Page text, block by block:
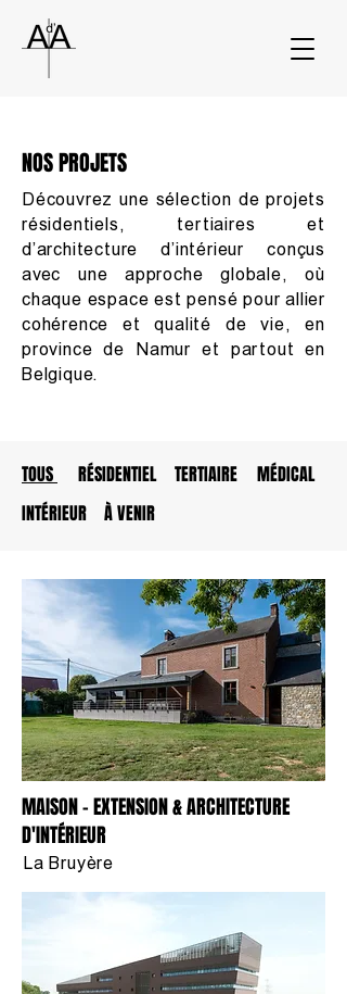
NOS PROJETS
Découvrez une sélection de projets
résidentiels, tertiaires et
d’architecture d’intérieur conçus
avec une approche globale, où
chaque espace est pensé pour allier
cohérence et qualité de vie, en
province de Namur et partout en
Belgique.
TOUS RÉSIDENTIEL TERTIAIRE
MÉDICAL
INTÉRIEUR
À VENIR
MAISON - EXTENSION & ARCHITECTURE
D'INTÉRIEUR
La Bruyère